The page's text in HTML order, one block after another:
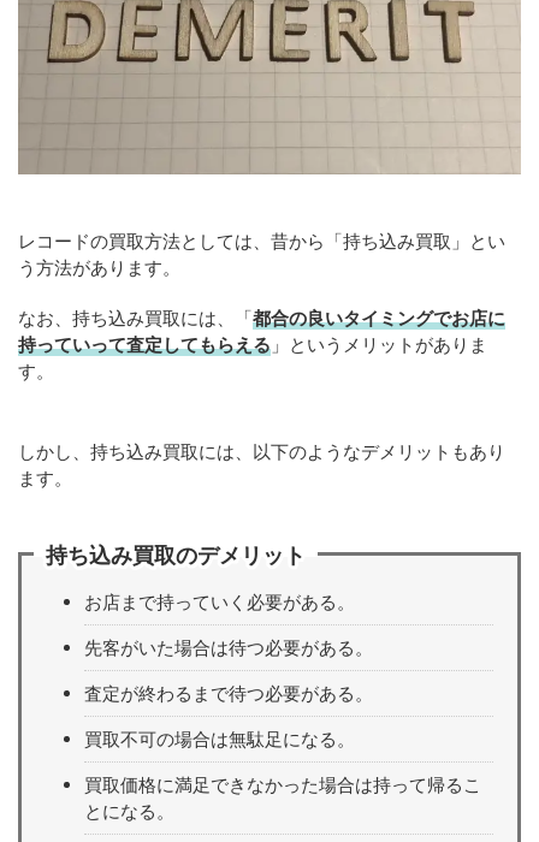
レコードの買取方法としては、昔から「持ち込み買取」とい
う方法があります。
なお、持ち込み買取には、「都合の良いタイミングでお店に
持っていって査定してもらえる 」というメリットがありま
す。
しかし、持ち込み買取には、以下のようなデメリットもあり
ます。
持ち込み買取のデメリット
お店まで持っていく必要がある。
先客がいた場合は待つ必要がある。
査定が終わるまで待つ必要がある。
買取不可の場合は無駄足になる。
買取価格に満足できなかった場合は持って帰るこ
とになる。